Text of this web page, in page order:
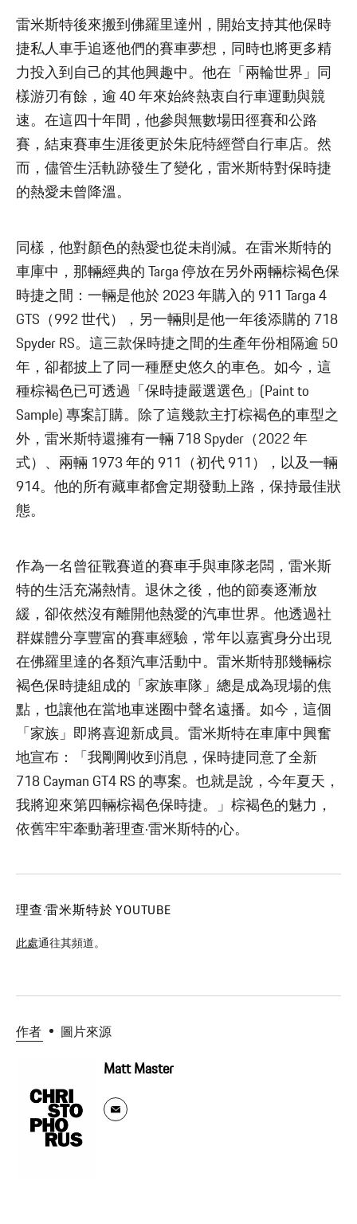
雷米斯特後來搬到佛羅里達州，開始支持其他保時
捷私人車手追逐他們的賽車夢想，同時也將更多精
力投入到自己的其他興趣中。他在「兩輪世界」同
樣游刃有餘，逾 40 年來始終熱衷自行車運動與競
速。在這四十年間，他參與無數場田徑賽和公路
賽，結束賽車生涯後更於朱庇特經營自行車店。然
而，儘管生活軌跡發生了變化，雷米斯特對保時捷
的熱愛未曾降溫。
同樣，他對顏色的熱愛也從未削減。在雷米斯特的
車庫中，那輛經典的 Targa 停放在另外兩輛棕褐色保
時捷之間：一輛是他於 2023 年購入的 911 Targa 4
GTS（992 世代），另一輛則是他一年後添購的 718
Spyder RS。這三款保時捷之間的生產年份相隔逾 50
年，卻都披上了同一種歷史悠久的車色。如今，這
種棕褐色已可透過「保時捷嚴選選色」(Paint to
Sample) 專案訂購。除了這幾款主打棕褐色的車型之
外，雷米斯特還擁有一輛 718 Spyder（2022 年
式）、兩輛 1973 年的 911（初代 911），以及一輛
914。他的所有藏車都會定期發動上路，保持最佳狀
態。
作為一名曾征戰賽道的賽車手與車隊老闆，雷米斯
特的生活充滿熱情。退休之後，他的節奏逐漸放
緩，卻依然沒有離開他熱愛的汽車世界。他透過社
群媒體分享豐富的賽車經驗，常年以嘉賓身分出現
在佛羅里達的各類汽車活動中。雷米斯特那幾輛棕
褐色保時捷組成的「家族車隊」總是成為現場的焦
點，也讓他在當地車迷圈中聲名遠播。如今，這個
「家族」即將喜迎新成員。雷米斯特在車庫中興奮
地宣布：「我剛剛收到消息，保時捷同意了全新
718 Cayman GT4 RS 的專案。也就是說，今年夏天，
我將迎來第四輛棕褐色保時捷。」棕褐色的魅力，
依舊牢牢牽動著理查·雷米斯特的心。
理查·雷米斯特於 YOUTUBE
此處通往其頻道。
作者 圖片來源
Matt Master